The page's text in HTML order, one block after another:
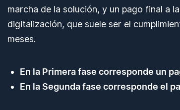
marcha de la solución, y un pago final a
digitalización, que suele ser el
meses.
En la Primera fase corresponde un
En la Segunda fase corresponde el